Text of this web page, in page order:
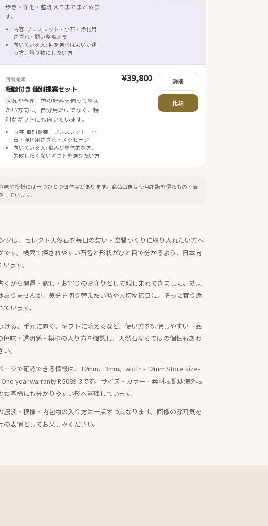
歩き・浄化・整理メモまでまとめま
す。
内容: ブレスレット・小石・浄化用
さざれ・願い整理メモ
向いている人: 何を選べばよいか迷
う方、贈り物にしたい方
個別提案
相談付き 個別提案セット
状況や予算、色の好みを伺って整え
たい方向け。自分用だけでなく、特
別なギフトにも向いています。
内容: 個別提案・ブレスレット・小
石・浄化用さざれ・メッセージ
向いている人: 悩みが具体的な方、
失敗したくないギフトを選びたい方
¥39,800 詳細
比較
味や模様には一つひとつ個体差があります。 商品画像は使用許諾を得たもの・自
ています。
グは、セレクト天然石を毎日の装い・空間づくりに取り入れたい方へ
です。検索で探されやすい石名と形状がひと目で分かるよう、日本向
ます。
くから開運・癒し・お守りのお守りとして親しまれてきました。効果
ありませんが、気分を切り替えたい時や大切な節目に、そっと寄り添
います。
ける、手元に置く、ギフトに添えるなど、使い方を想像しやすい一品
色味・透明感・模様の入り方を確認し、天然石ならではの個性もあわ
。
ージで確認できる情報は、12mm、3mm、width - 12mm Stone size-
year warranty RG089-3です。サイズ・カラー・素材表記は海外表
お客様にも分かりやすい形へ整理しています。
濃淡・模様・内包物の入り方は一点ずつ異なります。画像の雰囲気を
表情としてお楽しみください。